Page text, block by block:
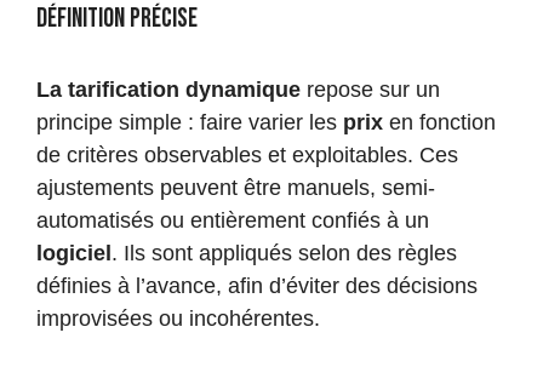
Définition précise
La tarification dynamique repose sur un
principe simple : faire varier les prix en fonction
de critères observables et exploitables. Ces
ajustements peuvent être manuels, semi-
automatisés ou entièrement confiés à un
logiciel. Ils sont appliqués selon des règles
définies à l’avance, afin d’éviter des décisions
improvisées ou incohérentes.